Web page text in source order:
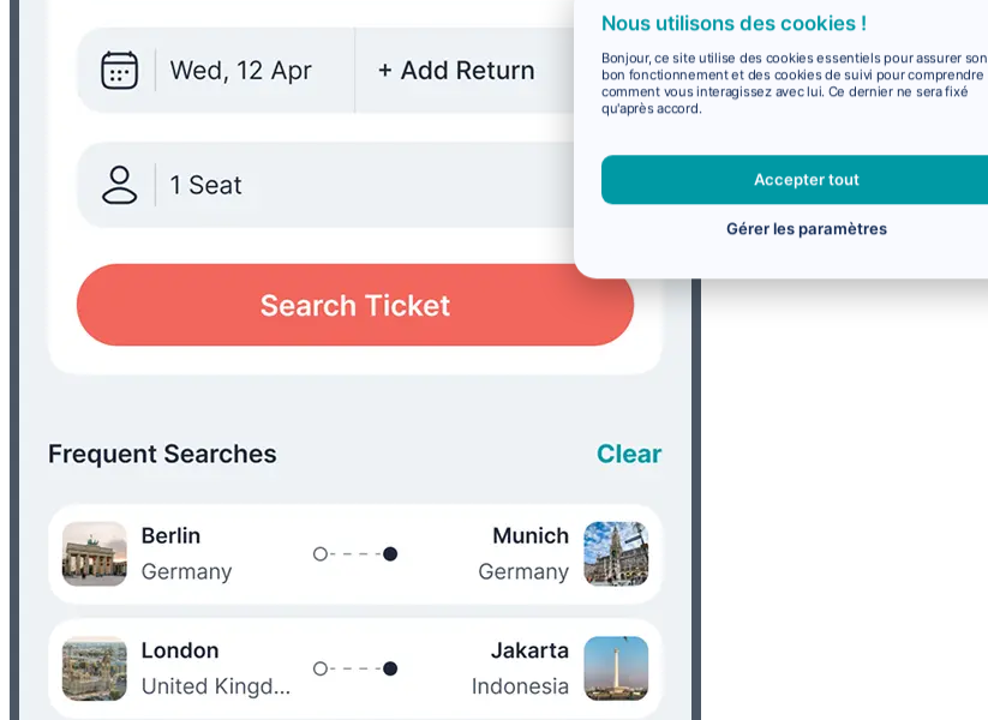
Nous utilisons des cookies !
Bonjour, ce site utilise des cookies essentiels pour assurer son
bon fonctionnement et des cookies de suivi pour comprendre
comment vous interagissez avec lui. Ce dernier ne sera fixé
qu'après accord.
Accepter tout
Gérer les paramètres